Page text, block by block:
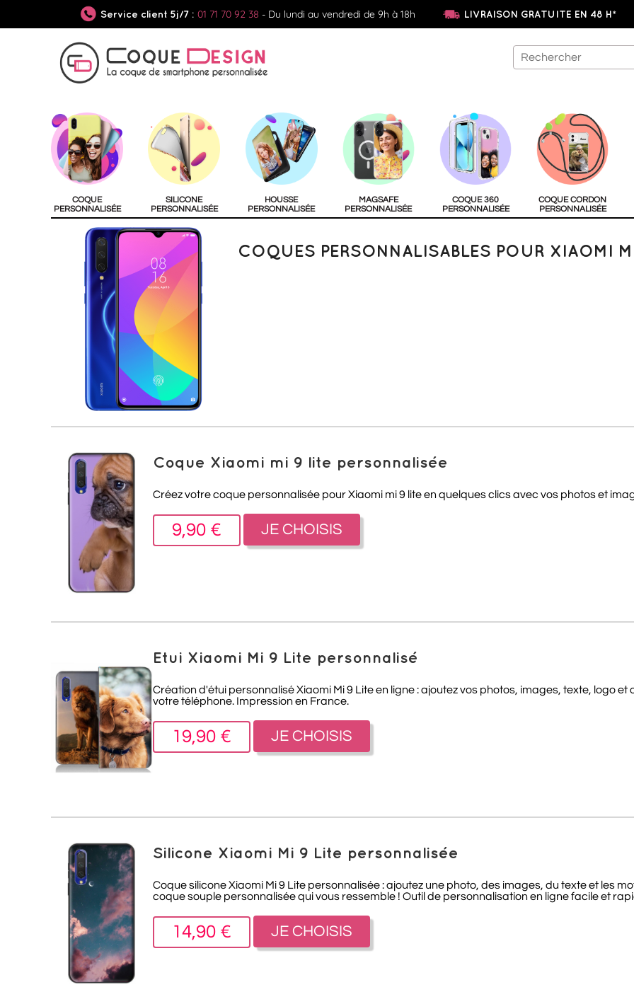
Service client 5j/7 : 01 71 70 92 38 - Du lundi au vendredi de 9h à 18h LIVRAISON GRATUITE EN 48 H*
COQUE
PERSONNALISÉE
SILICONE
PERSONNALISÉE
HOUSSE
PERSONNALISÉE
MAGSAFE
PERSONNALISÉE
COQUE 360
PERSONNALISÉE
COQUE CORDON
PERSONNALISÉE
COQUES PERSONNALISABLES POUR XIAOMI
Coque Xiaomi mi 9 lite personnalisée
Créez votre coque personnalisée pour Xiaomi mi 9 lite en quelques clics avec vos photos et
9,90 € JE CHOISIS
Etui Xiaomi Mi 9 Lite personnalisé
Création d'étui personnalisé Xiaomi Mi 9 Lite en ligne : ajoutez vos photos, images, texte, logo
votre téléphone. Impression en France.
19,90 € JE CHOISIS
Silicone Xiaomi Mi 9 Lite personnalisée
Coque silicone Xiaomi Mi 9 Lite personnalisée : ajoutez une photo, des images, du texte et les
coque souple personnalisée qui vous ressemble ! Outil de personnalisation en ligne facile et
14,90 € JE CHOISIS